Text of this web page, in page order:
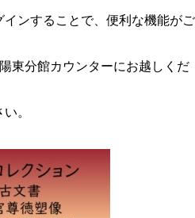
ンすることで、便利な機能がご
東分館カウンターにお越しくだ
。